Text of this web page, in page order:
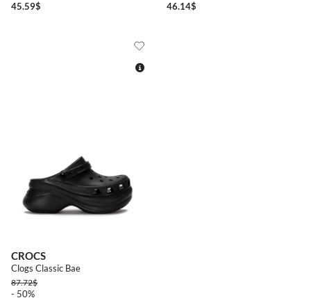
45.59$
46.14$
CROCS
Clogs Classic Bae
87.72$
- 50%